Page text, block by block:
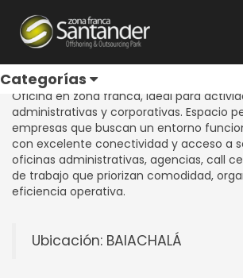
Categorías
Oficina 101
REF: OFICINA 101
Oficina en zona franca, ideal para
administrativas y corporativas. Espacio
empresas que buscan un entorno
con excelente conectividad y acceso a
oficinas administrativas, agencias, call
de trabajo que priorizan comodidad,
eficiencia operativa.
Ubicación: BAIACHALÁ